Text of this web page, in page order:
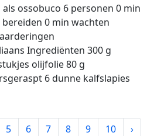
ossobuco 6 personen 0 min
0 min wachten
Ingrediënten 300 g
olijfolie 80 g
6 dunne kalfslapies
5 6 7 8 9 10 ›